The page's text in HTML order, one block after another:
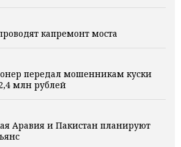
капремонт моста
передал мошенникам куски
млн рублей
Аравия и Пакистан планируют